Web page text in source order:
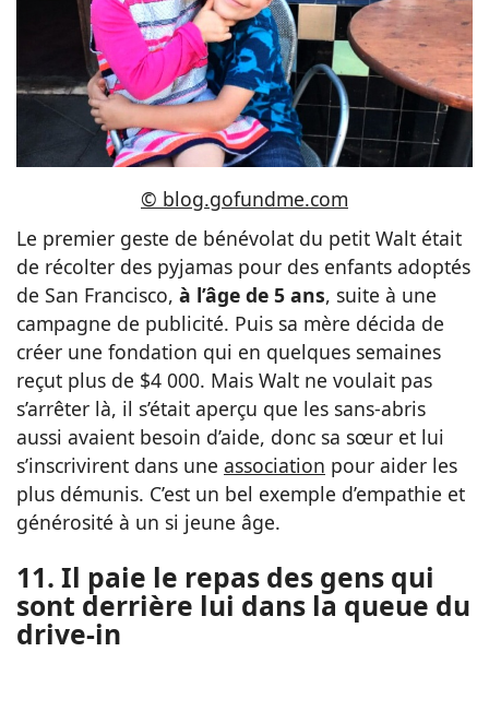
© blog.gofundme.com
Le premier geste de bénévolat du petit Walt était
de récolter des pyjamas pour des enfants adoptés
de San Francisco, à l’âge de 5 ans, suite à une
campagne de publicité. Puis sa mère décida de
créer une fondation qui en quelques semaines
reçut plus de $4 000. Mais Walt ne voulait pas
s’arrêter là, il s’était aperçu que les sans-abris
aussi avaient besoin d’aide, donc sa sœur et lui
s’inscrivirent dans une association pour aider les
plus démunis. C’est un bel exemple d’empathie et
générosité à un si jeune âge.
11. Il paie le repas des gens qui
sont derrière lui dans la queue du
drive-in